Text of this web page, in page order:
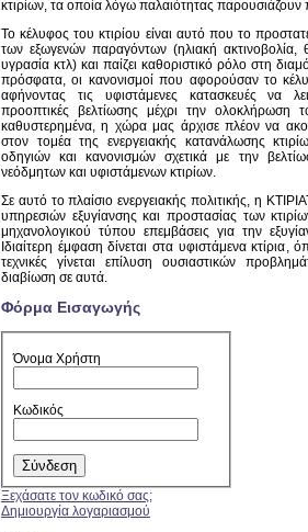
κτιρίων, τα οποία λόγω παλαιότητας
Το κέλυφος του κτιρίου είναι αυτό που το
των εξωγενών παραγόντων (ηλιακή ακτινοβολία,
υγρασία κτλ) και παίζει καθοριστικό ρόλο στη
πρόσφατα, οι κανονισμοί που αφορούσαν το
αφήνοντας τις υφιστάμενες κατασκευές να
προοπτικές βελτίωσης μέχρι την
καθυστερημένα, η χώρα μας άρχισε πλέον να
στον τομέα της ενεργειακής κατανάλωσης
οδηγιών και κανονισμών σχετικά με την
νεόδμητων και υφιστάμενων κτιρίων.
Σε αυτό το πλαίσιο ενεργειακής πολιτικής, η
υπηρεσιών εξυγίανσης και προστασίας των
μηχανολογικού τύπου επεμβάσεις για την
Ιδιαίτερη έμφαση δίνεται στα υφιστάμενα
τεχνικές γίνεται επίλυση ουσιαστικών
διαβίωση σε αυτά.
Φόρμα Εισαγωγής
Όνομα Χρήστη
Κωδικός
Ξεχάσατε τον κωδικό σας;
Δημιουργία λογαριασμού